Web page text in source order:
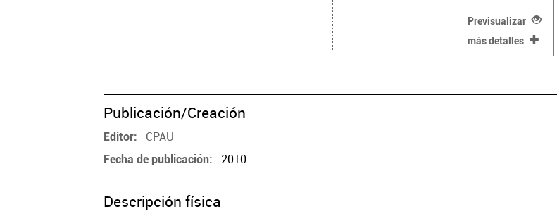
Previsualizar
más detalles
Publicación/Creación
Editor CPAU
Fecha de publicación 2010
Descripción física